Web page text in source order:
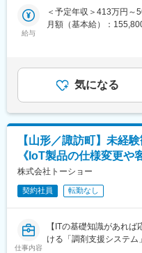
└DX化にも積極的に取
訪問看護計画書に落と
・社内カンファレンス：
＊疾患や症例の傾向：
ジェネラリストとしてだ
トなどキャリアの選択肢
す！
※マネジメントなどもお
せていただくこともあり
■当ポジションの魅力：
・オンコール担当回数
・移動は主に電動自転
・チーム制
給与
＜予定年収＞413万円～
月額（基本給）：
給有無＞有＜残業手当
円・賞与 年2回 ※業績に
験等考慮の上、社内規定
目安の金額であり、選
給(月額)は固定手当を含
気になる
【山形／諏訪町】未経
《IoT製品の仕様変更や
株式会社トーショー
契約社員 転勤なし
仕事内容
【ITの基礎知識があれ
ける「調剤支援システ